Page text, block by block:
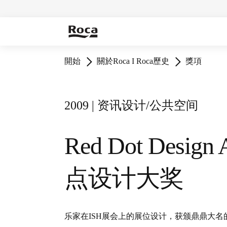
開始 關於Roca I Roca歷史 獎項
2009 | 资讯设计/公共空间
Red Dot Design
点设计大奖
乐家在ISH展会上的展位设计，获颁鼎鼎大名